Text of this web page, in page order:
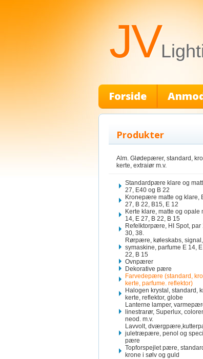
JV
Forside
Produkter
Alm. Glødepærer, standard,
kerte, extraiør m.v.
Standardpære klare og
27, E40 og B 22
Kronepære matte og klare,
27, B 22, B15, E 12
Kerte klare, matte og opale
14, E 27, B 22, B 15
Refelktorpære, HI Spot, par
30, 38.
Rørpære, køleskabs, signal,
symaskine, parfume E 14,
22, B 15
Ovnpærer
Dekorative pære
Farvedepære (standard,
kerte, parfume. reflektor)
Halogen krystal, standard,
kerte, reflektor, globe
Lanterne lamper,
linestrarør, Superlux,
neod. m.v.
Lavvolt,
juletræpære, penol og
pære
Topforspejlet pære,
krone i sølv og guld